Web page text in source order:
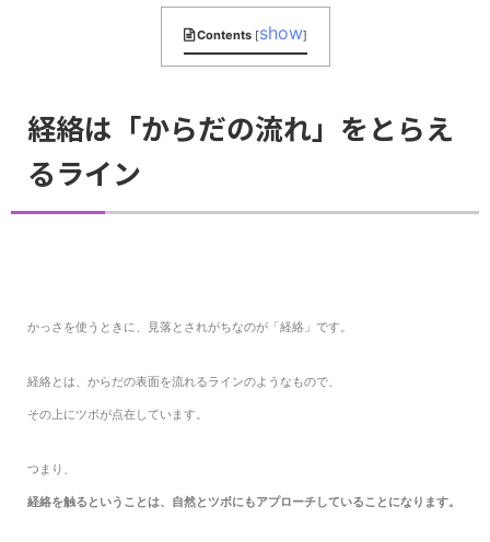
Contents [show]
経絡は「からだの流れ」をとらえ
るライン
かっさを使うときに、見落とされがちなのが「経絡」です。
経絡とは、からだの表面を流れるラインのようなもので、
その上にツボが点在しています。
つまり、
経絡を触るということは、自然とツボにもアプローチしていることになります。